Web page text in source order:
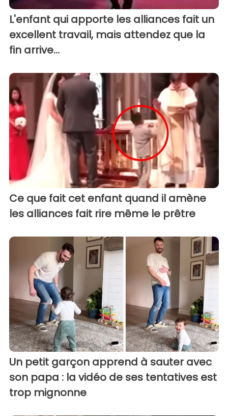
L'enfant qui apporte les alliances fait un
excellent travail, mais attendez que la
fin arrive...
Ce que fait cet enfant quand il amène
les alliances fait rire même le prêtre
Un petit garçon apprend à sauter avec
son papa : la vidéo de ses tentatives est
trop mignonne